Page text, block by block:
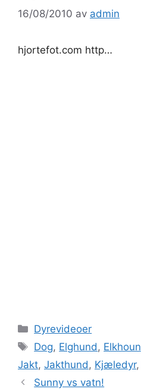
16/08/2010 av admin
hjortefot.com http…
Kategorier
Dyrevideoer
Stikkord
Dog, Elghund, Elkhoun
Jakt, Jakthund, Kjæledyr,
Sunny vs vatn!